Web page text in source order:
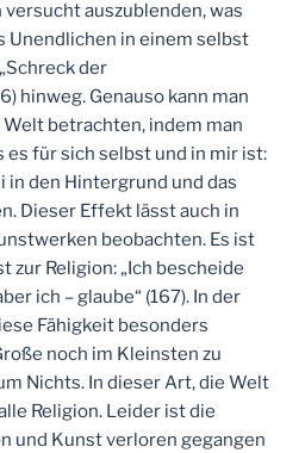
auszublenden, was
Unendlichen in einem selbst
der
hinweg. Genauso kann man
betrachten, indem man
es für sich selbst und in mir ist:
in den Hintergrund und das
Dieser Effekt lässt auch in
beobachten. Es ist
zur Religion: „Ich bescheide
ich – glaube“ (167). In der
Fähigkeit besonders
noch im Kleinsten zu
Nichts. In dieser Art, die Welt
Religion. Leider ist die
und Kunst verloren gegangen